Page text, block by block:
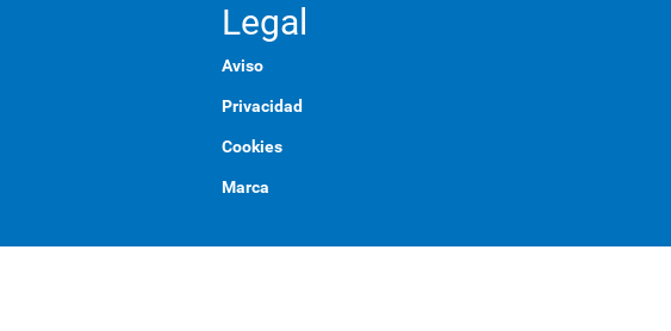
Legal
Aviso
Privacidad
Cookies
Marca